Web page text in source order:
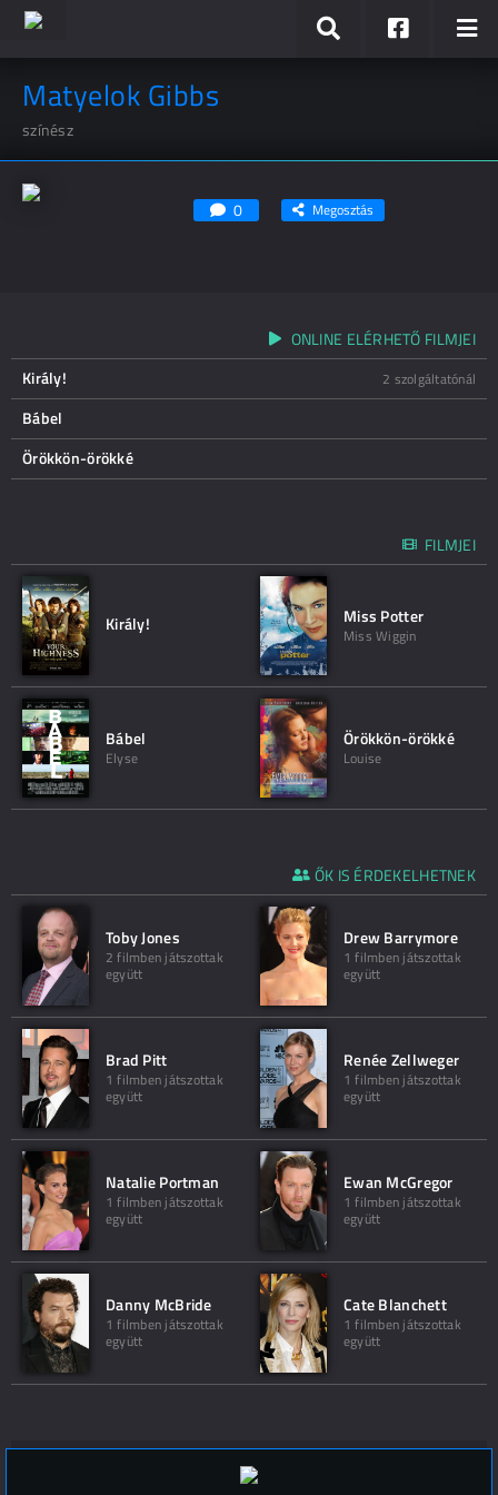
Matyelok Gibbs
színész
0 Megosztás
ONLINE ELÉRHETŐ FILMJEI
Király!
2 szolgáltatónál
Bábel
Örökkön-örökké
FILMJEI
Király! Miss Potter
Miss Wiggin
Bábel
Elyse
Örökkön-örökké
Louise
ŐK IS ÉRDEKELHETNEK
Toby Jones
2 filmben játszottak
együtt
Drew Barrymore
1 filmben játszottak
együtt
Brad Pitt
1 filmben játszottak
együtt
Renée Zellweger
1 filmben játszottak
együtt
Natalie Portman
1 filmben játszottak
együtt
Ewan McGregor
1 filmben játszottak
együtt
Danny McBride
1 filmben játszottak
együtt
Cate Blanchett
1 filmben játszottak
együtt
Hozzászólások (